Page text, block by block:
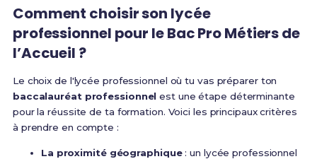
Comment choisir son lycée
professionnel pour le Bac Pro Métiers de
l’Accueil ?
Le choix de l'lycée professionnel où tu vas préparer ton
baccalauréat professionnel est une étape déterminante
pour la réussite de ta formation. Voici les principaux critères
à prendre en compte :
La proximité géographique: un lycée professionnel